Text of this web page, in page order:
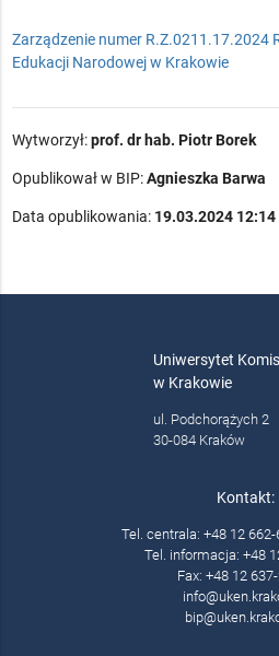
Zarządzenie numer R.Z.0211.17.2024
Edukacji Narodowej w Krakowie
Wytworzył:prof. dr hab. Piotr Borek
Opublikował w BIP:Agnieszka Barwa
Data opublikowania: 19.03.2024 12:14
Uniwersytet
w Krakowie
ul. Podchorążych 2
30-084 Kraków
Kontakt:
Tel. centrala: +48 12 662-
Tel. informacja: +48
Fax: +48 12